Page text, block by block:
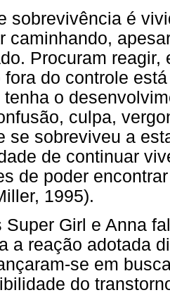
sobrevivência é
caminhando,
Procuram
fora do controle
o
culpa,
se sobreviveu a
de continuar
de poder
1995).
Super Girl e Anna
a reação adotada
se em
do